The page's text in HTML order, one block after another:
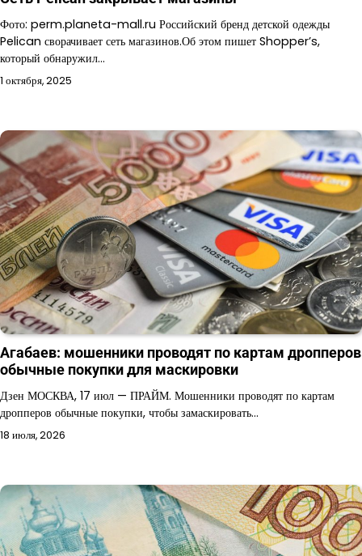
Фото: perm.planeta-mall.ru Российский бренд детской одежды
Pelican сворачивает сеть магазинов.Об этом пишет Shopper’s,
который обнаружил…
1 октября, 2025
Агабаев: мошенники проводят по картам дропперов
обычные покупки для маскировки
Дзен МОСКВА, 17 июл — ПРАЙМ. Мошенники проводят по картам
дропперов обычные покупки, чтобы замаскировать…
18 июля, 2026